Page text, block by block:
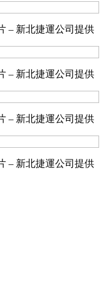
– 新北捷運公司提供
– 新北捷運公司提供
– 新北捷運公司提供
– 新北捷運公司提供